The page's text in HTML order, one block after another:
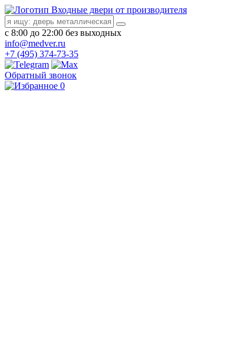
Входные двери от производителя
с 8:00 до 22:00 без выходных
info@medver.ru
+7 (495) 374-73-35
Обратный звонок
0